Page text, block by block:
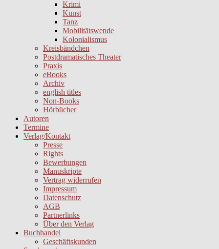
Krimi
Kunst
Tanz
Mobilitätswende
Kolonialismus
Kreisbändchen
Postdramatisches Theater
Praxis
eBooks
Archiv
english titles
Non-Books
Hörbücher
Autoren
Termine
Verlag/Kontakt
Presse
Rights
Bewerbungen
Manuskripte
Vertrag widerrufen
Impressum
Datenschutz
AGB
Partnerlinks
Über den Verlag
Buchhandel
Geschäftskunden